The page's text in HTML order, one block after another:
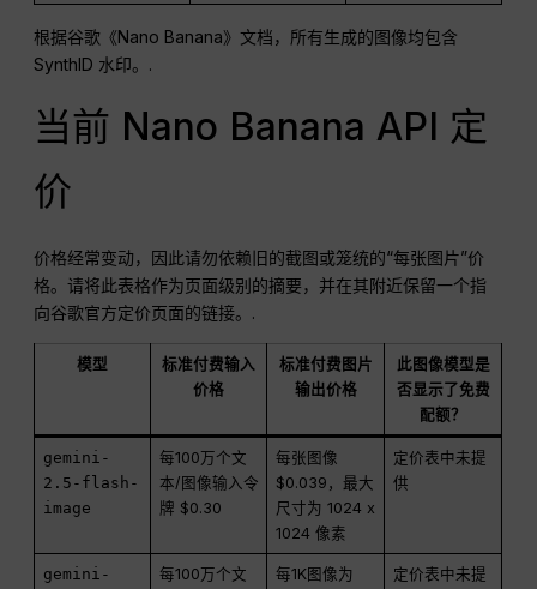
根据谷歌《Nano Banana》文档，所有生成的图像均包含
SynthID 水印。.
当前 Nano Banana API 定
价
价格经常变动，因此请勿依赖旧的截图或笼统的“每张图片”价
格。请将此表格作为页面级别的摘要，并在其附近保留一个指
向谷歌官方定价页面的链接。.
模型
标准付费输入
价格
标准付费图片
输出价格
此图像模型是
否显示了免费
配额？
gemini-
2.5-flash-
image
每100万个文
本/图像输入令
牌 $0.30
每张图像
$0.039，最大
尺寸为 1024 x
1024 像素
定价表中未提
供
gemini- 每100万个文 每1K图像为 定价表中未提